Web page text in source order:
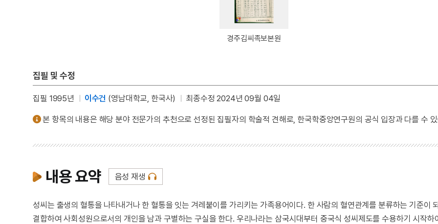
경주김씨족보본원
집필 및 수정
집필 1995년 이수건 (영남대학교, 한국사) 최종수정 2024년 09월 04일
본 항목의 내용은 해당 분야 전문가의 추천으로 선정된 집필자의 학술적 견해로, 한국학중앙연구원의 공식 입장과 다를 수
내용 요약 음성 재생
성씨는 출생의 혈통을 나타내거나 한 혈통을 잇는 겨레붙이를 가리키는 가족용어이다. 한 사람의 혈연관계를 분류하는 기준이
결합하여 사회성원으로서의 개인을 남과 구별하는 구실을 한다. 우리나라는 삼국시대부터 중국식 성씨제도를 수용하기 시작하